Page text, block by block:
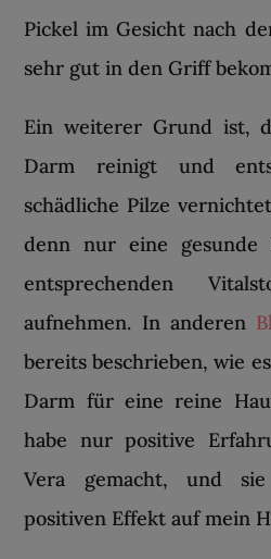
Pickel im Gesicht nach
sehr gut in den Griff
Ein weiterer Grund ist,
Darm reinigt und
schädliche Pilze
denn nur eine gesunde
entsprechenden
aufnehmen. In anderen
bereits beschrieben, wie
Darm für eine reine
habe nur positive
Vera gemacht, und
positiven Effekt auf mein